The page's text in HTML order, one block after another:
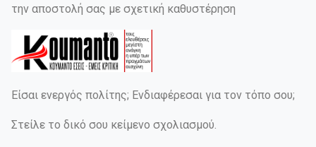
την αποστολή σας με σχετική καθυστέρηση
Είσαι ενεργός πολίτης; Ενδιαφέρεσαι για τον τόπο σου;
Στείλε το δικό σου κείμενο σχολιασμού.